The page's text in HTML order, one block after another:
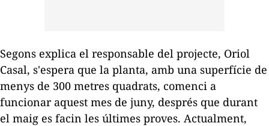
Segons explica el responsable del projecte, Oriol
Casal, s'espera que la planta, amb una superfície de
menys de 300 metres quadrats, comenci a
funcionar aquest mes de juny, després que durant
el maig es facin les últimes proves. Actualment,